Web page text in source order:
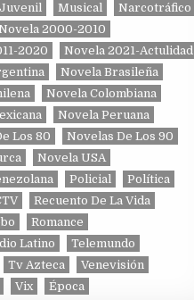
Juvenil Musical
Narcotráfico
2000-2010
2020
Novela 2021-Actulidad
Novela Brasileña
Novela Colombiana
Novela Peruana
Los 80
Novelas De Los 90
Novela USA
Policial
Política
Recuento De La Vida
Romance
Latino
Telemundo
Tv Azteca
Venevisión
Vix Época